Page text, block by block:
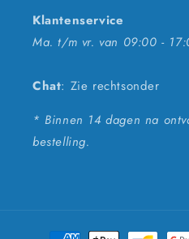
Klantenservice
Ma. t/m vr. van 09:00 -
Chat: Zie rechtsonder
* Binnen 14 dagen na
bestelling.
Betaalmethoden